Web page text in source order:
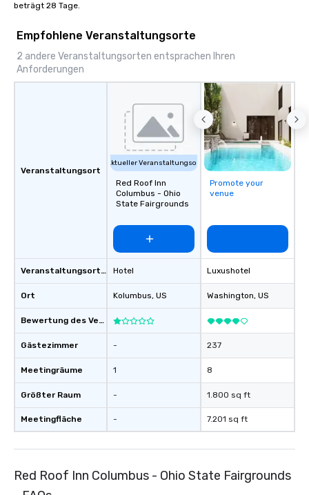
beträgt 28 Tage.
Empfohlene Veranstaltungsorte
2 andere Veranstaltungsorten entsprachen Ihren
Anforderungen
Veranstaltungsort
Veranstaltungsortstyp
Ort
Bewertung des Veranstaltungsortes
Gästezimmer
Meetingräume
Größter Raum
Meetingfläche
Aktueller Veranstaltungsort
Red Roof Inn
Columbus - Ohio
State Fairgrounds
Hotel
Kolumbus, US
-
1
-
-
Promote your
venue
Luxushotel
Washington, US
237
8
1.800 sq ft
7.201 sq ft
Red Roof Inn Columbus - Ohio State Fairgrounds